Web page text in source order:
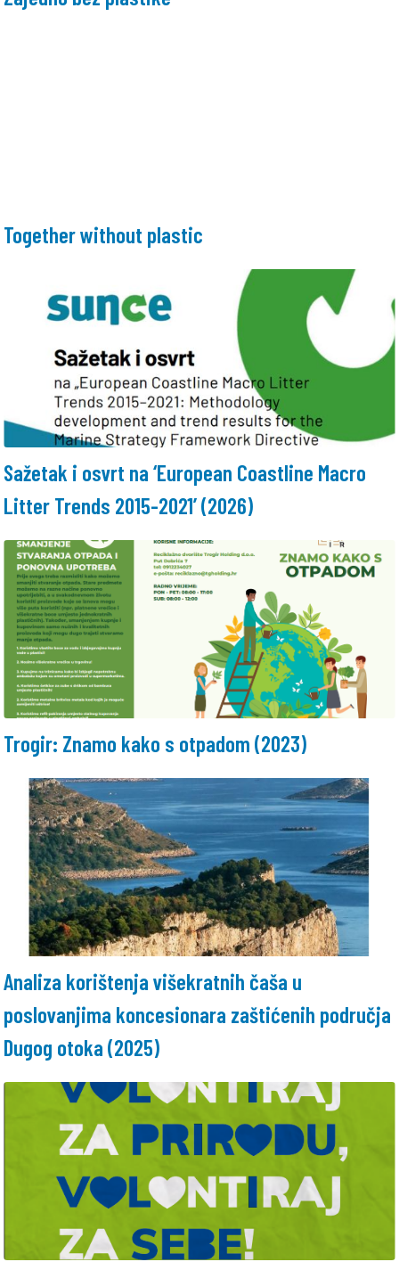
Together without plastic
Sažetak i osvrt na ‘European Coastline Macro
Litter Trends 2015-2021’ (2026)
Trogir: Znamo kako s otpadom (2023)
Analiza korištenja višekratnih čaša u
poslovanjima koncesionara zaštićenih područja
Dugog otoka (2025)